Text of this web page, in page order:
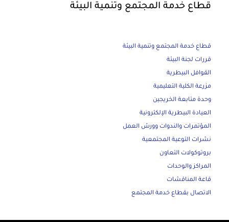
قطاع خدمة المجتمع وتنمية البيئة
قطاع خدمة المجتمع وتنمية البيئة
قررات لجنة البيئة
القوافل البيطرية
مزرعة الكلية التعليمية
وحدة متابعة الخريجين
العيادة البيطرية الإلكترونية
المؤتمرات والندوات وورش العمل
نشرات التوعية المجتمعية
بروتوكولات التعاون
المراكز والوحدات
قاعة المناقشات
الاتصال بقطاع خدمة المجتمع